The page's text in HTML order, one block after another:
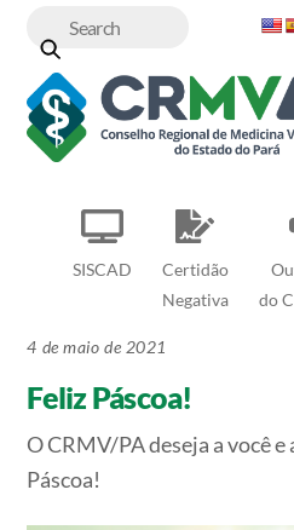
content
SISCAD
Certidão
Negativa
do
4 de maio de 2021
Feliz Páscoa!
O CRMV/PA deseja a você
Páscoa!